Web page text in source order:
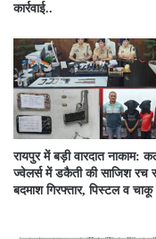
कार्रवाई..
रायपुर में बड़ी वारदात नाकाम:
ज्वेलर्स में डकैती की साजिश रच
बदमाश गिरफ्तार, पिस्टल व चाकू